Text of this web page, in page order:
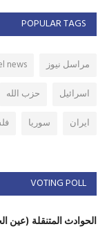
POPULAR TAGS
مراسل نيوز news
اسرائيل
حزب الله
ايران
سوريا
VOTING POLL
الحوادث المتنقلة (عين